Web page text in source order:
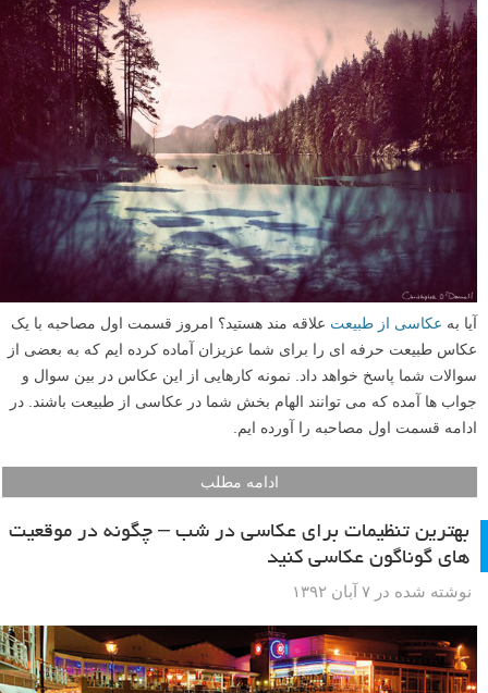
آیا به عکاسی از طبیعت علاقه مند هستید؟ امروز قسمت اول مصاحبه با یک
عکاس طبیعت حرفه ای را برای شما عزیزان آماده کرده ایم که به بعضی از
سوالات شما پاسخ خواهد داد. نمونه کارهایی از این عکاس در بین سوال و
جواب ها آمده که می توانند الهام بخش شما در عکاسی از طبیعت باشند. در
ادامه قسمت اول مصاحبه را آورده ایم.
ادامه مطلب
بهترین تنظیمات برای عکاسی در شب – چگونه در موقعیت
های گوناگون عکاسی کنید
نوشته شده در ۷ آبان ۱۳۹۲